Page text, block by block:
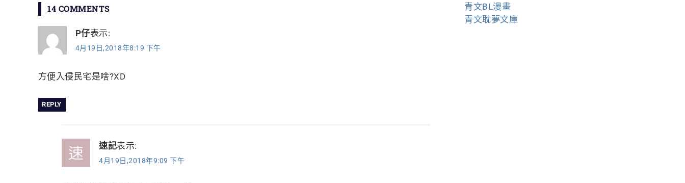
導
覽
14 COMMENTS
P仔表示:
4月19日,2018年8:19 下午
方便入侵民宅是啥?XD
REPLY
速記表示:
4月19日,2018年9:09 下午
青文BL漫畫
青文耽夢文庫